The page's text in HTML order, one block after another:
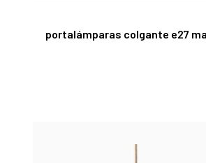
portalámparas colgante e27